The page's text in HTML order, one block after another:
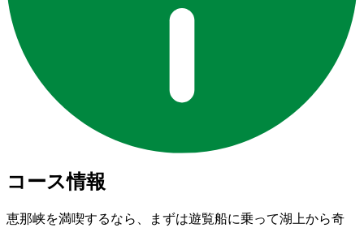
コース情報
恵那峡を満喫するなら、まずは遊覧船に乗って湖上から奇